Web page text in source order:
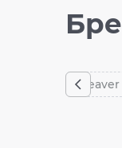
Beaver